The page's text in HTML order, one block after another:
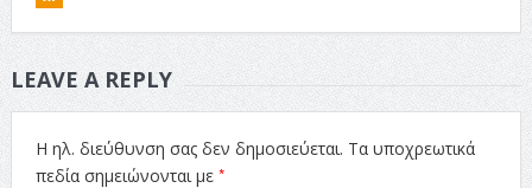
LEAVE A REPLY
Η ηλ. διεύθυνση σας δεν δημοσιεύεται. Τα υποχρεωτικά
πεδία σημειώνονται με *